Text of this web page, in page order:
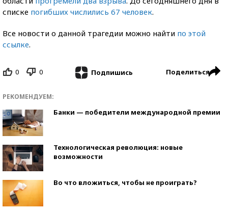
списке погибших числились 67 человек.
Все новости о данной трагедии можно найти по этой
ссылке.
0 0 Подпишись Поделиться
РЕКОМЕНДУЕМ:
Банки — победители международной премии
Технологическая революция: новые
возможности
Во что вложиться, чтобы не проиграть?